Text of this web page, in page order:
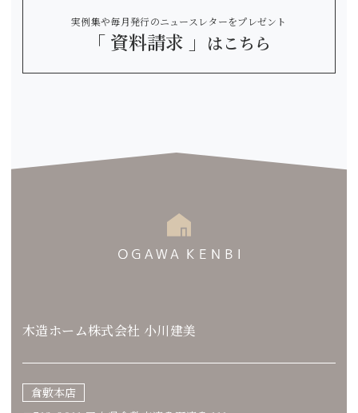
実例集や毎月発行のニュースレターをプレゼント
「 資料請求 」 はこちら
木造ホーム株式会社 小川建美
倉敷本店